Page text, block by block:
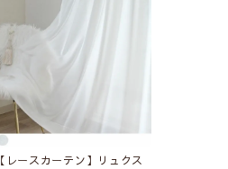
【レースカーテン】リュクス